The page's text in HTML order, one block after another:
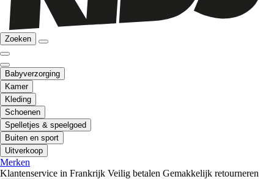
Zoeken
Babyverzorging
Kamer
Kleding
Schoenen
Spelletjes & speelgoed
Buiten en sport
Uitverkoop
Merken
Klantenservice in Frankrijk Veilig betalen Gemakkelijk retourneren